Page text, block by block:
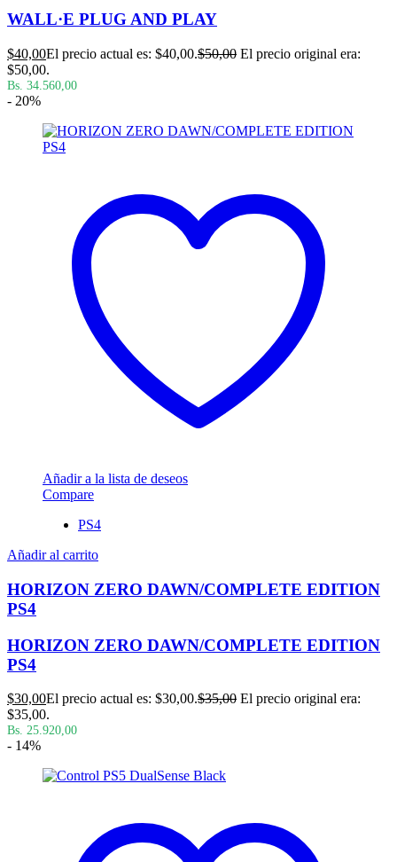
WALL·E PLUG AND PLAY
$40,00El precio actual es: $40,00.$50,00 El precio original era:
$50,00.
Bs. 34.560,00
- 20%
Añadir a la lista de deseos
Compare
PS4
Añadir al carrito
HORIZON ZERO DAWN/COMPLETE EDITION
PS4
HORIZON ZERO DAWN/COMPLETE EDITION
PS4
$30,00El precio actual es: $30,00.$35,00 El precio original era:
$35,00.
Bs. 25.920,00
- 14%